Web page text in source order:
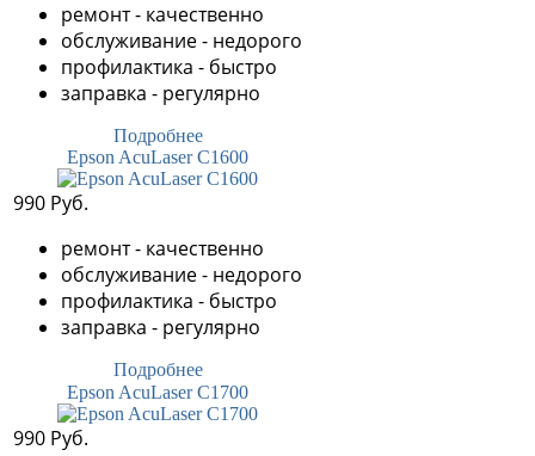
ремонт - качественно
обслуживание - недорого
профилактика - быстро
заправка - регулярно
Подробнее
Epson AcuLaser C1600
990 Руб.
ремонт - качественно
обслуживание - недорого
профилактика - быстро
заправка - регулярно
Подробнее
Epson AcuLaser C1700
990 Руб.